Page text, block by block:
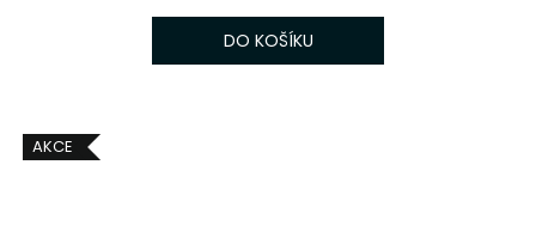
DO KOŠÍKU
AKCE